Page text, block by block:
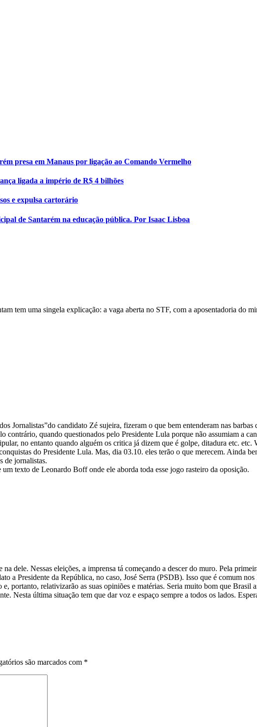
presa em Manaus por ligação ao Comando Vermelho
ligada a império de R$ 4 bilhões
e expulsa cartorário
de Santarém na educação pública. Por Isaac Lisboa
tem uma singela explicação: a vaga aberta no STF, com a aposentadoria do
Jornalistas”do candidato Zé sujeira, fizeram o que bem entenderam nas
contrário, quando questionados pelo Presidente Lula porque não assumiam a
no entanto quando alguém os critica já dizem que é golpe, ditadura etc.
do Presidente Lula. Mas, dia 03.10. eles terão o que merecem. Ainda
de jornalistas.
texto de Leonardo Boff onde ele aborda toda esse jogo rasteiro da oposição.
na dele. Nessas eleições, a imprensa tá começando a descer do muro. Pela
a Presidente da República, no caso, José Serra (PSDB). Isso que é comum
portanto, relativizarão as suas opiniões e matérias. Seria muito bom que Brasil
Nesta última situação tem que dar voz e espaço sempre a todos os lados.
são marcados com *